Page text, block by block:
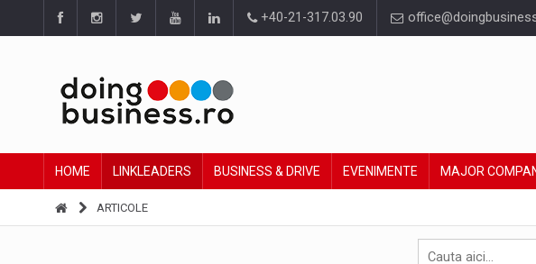
+40-21-317.03.90
HOME LINKLEADERS BUSINESS & DRIVE EVENIMENTE MAJOR
ARTICOLE